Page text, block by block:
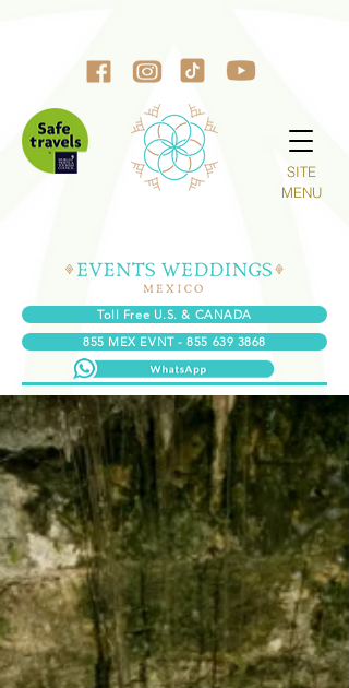
855 MEX EVNT - 855 639 3868
SITE
MENU
Toll Free U.S. & CANADA